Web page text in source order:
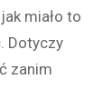
miało to
Dotyczy
zanim